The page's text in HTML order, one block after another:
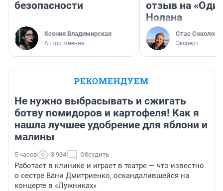
безопасности
Ксения Владимирская
Автор мнения
отзыв на
Нолана
Стас Соколов
Эксперт
РЕКОМЕНДУЕМ
Не нужно выбрасывать и сжигать
ботву помидоров и картофеля! Как я
нашла лучшее удобрение для яблони и
малины
5 часов 3 934 Обсудить
Работает в клинике и играет в театре — что известно
о сестре Вани Дмитриенко, оскандалившейся на
концерте в «Лужниках»